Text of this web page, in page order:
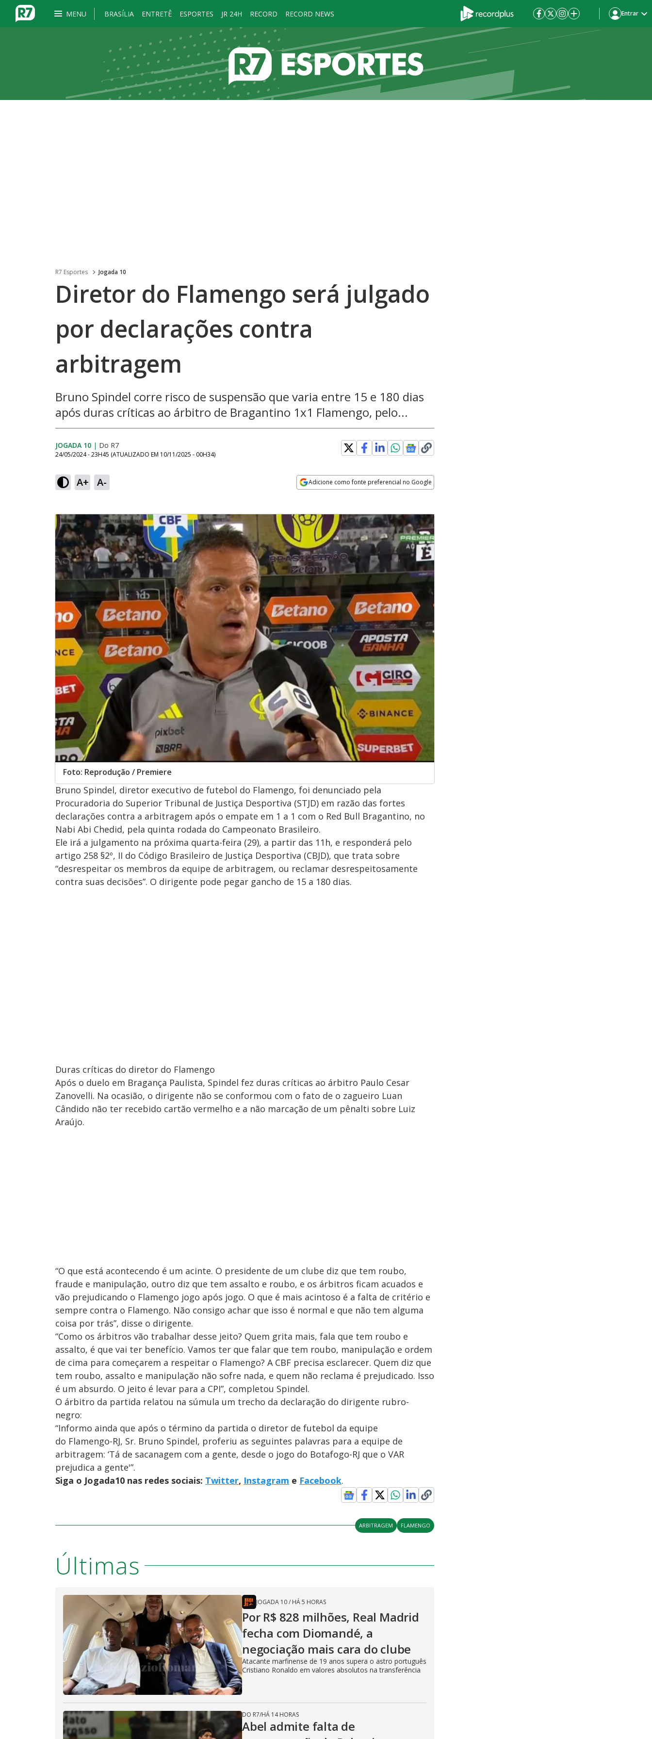
MENU BRASÍLIA ENTRETÊ ESPORTES JR 24H RECORD RECORD NEWS Entrar
R7 Esportes Jogada 10
Diretor do Flamengo será julgado
por declarações contra
arbitragem
Bruno Spindel corre risco de suspensão que varia entre 15 e 180 dias
após duras críticas ao árbitro de Bragantino 1x1 Flamengo, pelo...
JOGADA 10 | Do R7
24/05/2024 - 23H45 (ATUALIZADO EM 10/11/2025 - 00H34)
A+ A- Adicione como fonte preferencial no Google
Foto: Reprodução / Premiere
Bruno Spindel, diretor executivo de futebol do Flamengo, foi denunciado pela
Procuradoria do Superior Tribunal de Justiça Desportiva (STJD) em razão das fortes
declarações contra a arbitragem após o empate em 1 a 1 com o Red Bull Bragantino, no
Nabi Abi Chedid, pela quinta rodada do Campeonato Brasileiro.
Ele irá a julgamento na próxima quarta-feira (29), a partir das 11h, e responderá pelo
artigo 258 §2º, II do Código Brasileiro de Justiça Desportiva (CBJD), que trata sobre
“desrespeitar os membros da equipe de arbitragem, ou reclamar desrespeitosamente
contra suas decisões”. O dirigente pode pegar gancho de 15 a 180 dias.
Duras críticas do diretor do Flamengo
Após o duelo em Bragança Paulista, Spindel fez duras críticas ao árbitro Paulo Cesar
Zanovelli. Na ocasião, o dirigente não se conformou com o fato de o zagueiro Luan
Cândido não ter recebido cartão vermelho e a não marcação de um pênalti sobre Luiz
Araújo.
“O que está acontecendo é um acinte. O presidente de um clube diz que tem roubo,
fraude e manipulação, outro diz que tem assalto e roubo, e os árbitros ficam acuados e
vão prejudicando o Flamengo jogo após jogo. O que é mais acintoso é a falta de critério e
sempre contra o Flamengo. Não consigo achar que isso é normal e que não tem alguma
coisa por trás”, disse o dirigente.
“Como os árbitros vão trabalhar desse jeito? Quem grita mais, fala que tem roubo e
assalto, é que vai ter benefício. Vamos ter que falar que tem roubo, manipulação e ordem
de cima para começarem a respeitar o Flamengo? A CBF precisa esclarecer. Quem diz que
tem roubo, assalto e manipulação não sofre nada, e quem não reclama é prejudicado. Isso
é um absurdo. O jeito é levar para a CPI”, completou Spindel.
O árbitro da partida relatou na súmula um trecho da declaração do dirigente rubro-
negro:
“Informo ainda que após o término da partida o diretor de futebol da equipe
do Flamengo-RJ, Sr. Bruno Spindel, proferiu as seguintes palavras para a equipe de
arbitragem: ‘Tá de sacanagem com a gente, desde o jogo do Botafogo-RJ que o VAR
prejudica a gente'”.
Siga o Jogada10 nas redes sociais: Twitter, Instagram e Facebook.
ARBITRAGEM FLAMENGO
Últimas
JOGADA 10/ HÁ 5 HORAS
Por R$ 828 milhões, Real Madrid
fecha com Diomandé, a
negociação mais cara do clube
Atacante marfinense de 19 anos supera o astro português
Cristiano Ronaldo em valores absolutos na transferência
DO R7/HÁ 14 HORAS
Abel admite falta de